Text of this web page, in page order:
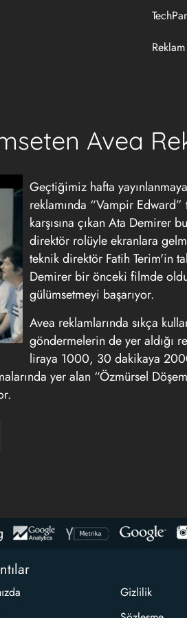
Avea
Geçtiğimiz hafta
reklamında “Vampir
karşısına çıkan Ata Demirer
direktör rolüyle ekranlara
teknik direktör Fatih Terim'in
Demirer bir önceki filmde
gülümsetmeyi başarıyor.
Avea reklamlarında sıkça
göndermelerin de yer aldığı
liraya 1000, 30 dakikaya
yer alan “Özmürsel
Gizlilik